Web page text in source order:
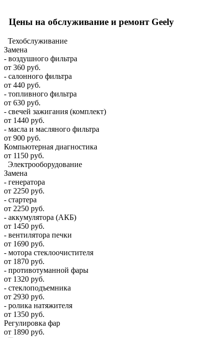
Цены на обслуживание и ремонт Geely
Техобслуживание
Замена
- воздушного фильтра
от 360 руб.
- салонного фильтра
от 440 руб.
- топливного фильтра
от 630 руб.
- свечей зажигания (комплект)
от 1440 руб.
- масла и масляного фильтра
от 900 руб.
Компьютерная диагностика
от 1150 руб.
Электрооборудование
Замена
- генератора
от 2250 руб.
- стартера
от 2250 руб.
- аккумулятора (АКБ)
от 1450 руб.
- вентилятора печки
от 1690 руб.
- мотора стеклоочистителя
от 1870 руб.
- противотуманной фары
от 1320 руб.
- стеклоподъемника
от 2930 руб.
- ролика натяжителя
от 1350 руб.
Регулировка фар
от 1890 руб.